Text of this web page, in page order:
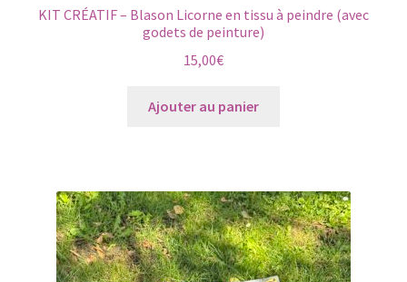
KIT CRÉATIF – Blason Licorne en tissu à peindre (avec
godets de peinture)
15,00€
Ajouter au panier